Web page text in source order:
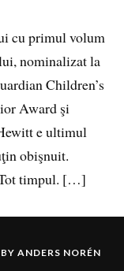
cu primul volum
nominalizat la
Children’s
Award şi
e ultimul
obişnuit.
Tot timpul. […]
ANDERS NORÉN